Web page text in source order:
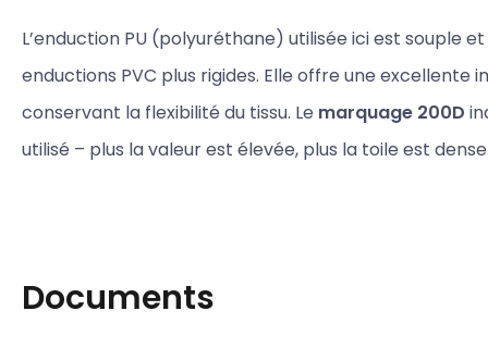
L’enduction PU (polyuréthane) utilisée ici est souple
enductions PVC plus rigides. Elle offre une excellente
conservant la flexibilité du tissu. Le marquage 200D
utilisé – plus la valeur est élevée, plus la toile est
Documents